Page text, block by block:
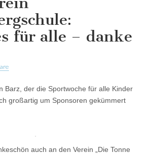
für alle – danke
Barz, der die Sportwoche für alle Kinder
großartig um Sponsoren gekümmert
auch an den Verein „Die Tonne